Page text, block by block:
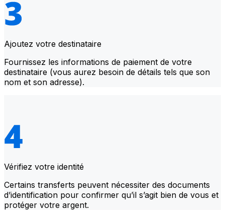
Ajoutez votre destinataire
Fournissez les informations de paiement de votre
destinataire (vous aurez besoin de détails tels que son
nom et son adresse).
Vérifiez votre identité
Certains transferts peuvent nécessiter des documents
d’identification pour confirmer qu’il s’agit bien de vous et
protéger votre argent.